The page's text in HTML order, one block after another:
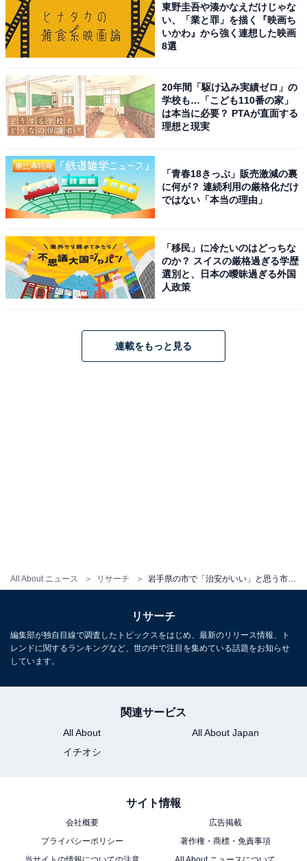
All About ニュース リサーチ 岩手県の市で「治安がいい」と思う市ランキング！ 2位「花巻市」を抑えた1位は？【2026年調査】
東野圭吾や湊かなえだけじゃな
い、「業と罪」を描く『映画ち
いかわ』から強く連想した映画
8選
20年間「駆け込み実績ゼロ」の
学校も…「こども110番の家」
は本当に必要？ PTAが直面する
理想と現実
「青春18きっぷ」販売激減の裏
に何が？ 連続利用の厳格化だけ
ではない「本当の理由」
「移民」に冷たいのはどっちな
のか？ スイスの厳格過ぎる学歴
選別と、日本の曖昧過ぎる外国
人政策
連載をもっと見る
リサーチ
編集部が独自目線で調査したトピックスをはじめ、最新のリリース情報、ト
レンドに関するランキングなど、世の中で注目を集めている話題をお知らせ
しています。
関連サービス
All About
All About Japan
イチオシ
サイト情報
会社概要
広告掲載
プライバシーポリシー
著作権・商標・免責事項